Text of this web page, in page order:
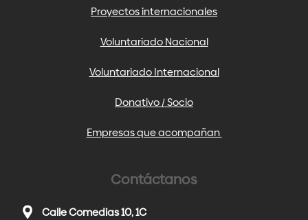
Proyectos internacionales
Voluntariado Nacional
Voluntariado Internacional
Donativo / Socio
Empresas que acompañan
Contáctanos
Calle Comedias 10, 1C